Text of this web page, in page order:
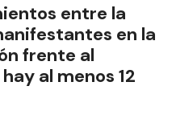
entre la
en la
frente al
al menos 12